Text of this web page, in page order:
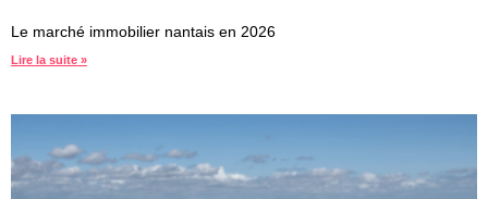
Le marché immobilier nantais en 2026
Lire la suite »